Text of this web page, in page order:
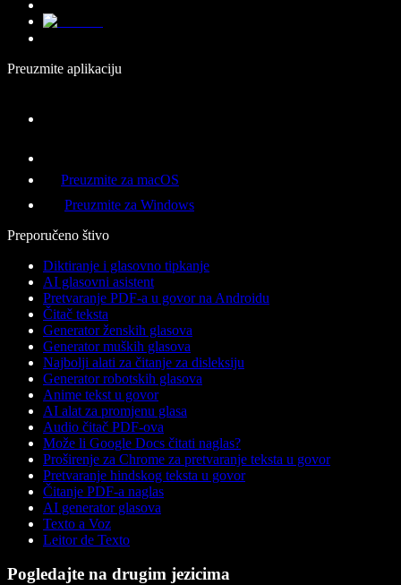
Preuzmite aplikaciju
Preuzmite za macOS
Preuzmite za Windows
Preporučeno štivo
Diktiranje i glasovno tipkanje
AI glasovni asistent
Pretvaranje PDF-a u govor na Androidu
Čitač teksta
Generator ženskih glasova
Generator muških glasova
Najbolji alati za čitanje za disleksiju
Generator robotskih glasova
Anime tekst u govor
AI alat za promjenu glasa
Audio čitač PDF-ova
Može li Google Docs čitati naglas?
Proširenje za Chrome za pretvaranje teksta u govor
Pretvaranje hindskog teksta u govor
Čitanje PDF-a naglas
AI generator glasova
Texto a Voz
Leitor de Texto
Pogledajte na drugim jezicima